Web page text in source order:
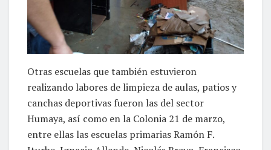
Otras escuelas que también estuvieron
realizando labores de limpieza de aulas, patios y
canchas deportivas fueron las del sector
Humaya, así como en la Colonia 21 de marzo,
entre ellas las escuelas primarias Ramón F.